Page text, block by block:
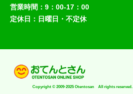
営業時間：9：00-17：00
定休日：日曜日・不定休
Copyright © 2009-2025 Otentosan All rights reserved.